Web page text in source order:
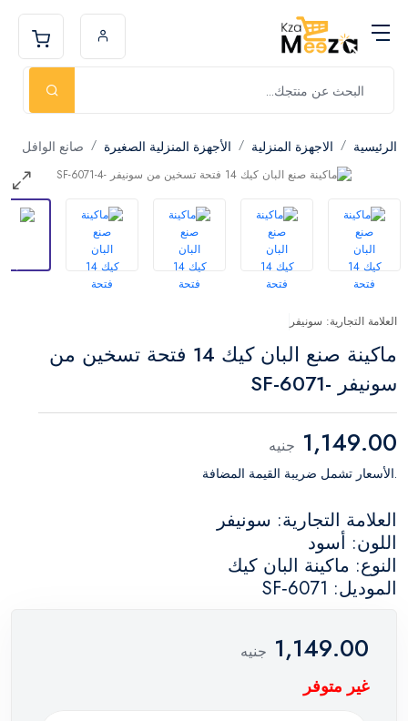
الرئيسية الاجهزة المنزلية الأجهزة المنزلية الصغيرة صانع الوافل
العلامة التجارية: سونيفر
ماكينة صنع البان كيك 14 فتحة تسخين من
سونيفر -SF-6071
1,149.00 جنيه
.الأسعار تشمل ضريبة القيمة المضافة
العلامة التجارية: سونيفر
اللون: أسود
النوع: ماكينة البان كيك
الموديل: SF‑6071
1,149.00 جنيه
غير متوفر